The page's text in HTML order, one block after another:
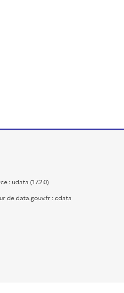
: udata (17.2.0)
de data.gouv.fr : cdata